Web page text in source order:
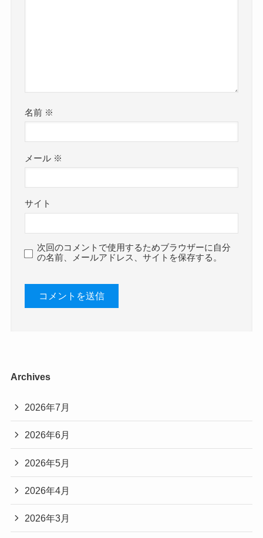
名前 ※
メール ※
サイト
次回のコメントで使用するためブラウザーに自分
の名前、メールアドレス、サイトを保存する。
Archives
2026年7月
2026年6月
2026年5月
2026年4月
2026年3月